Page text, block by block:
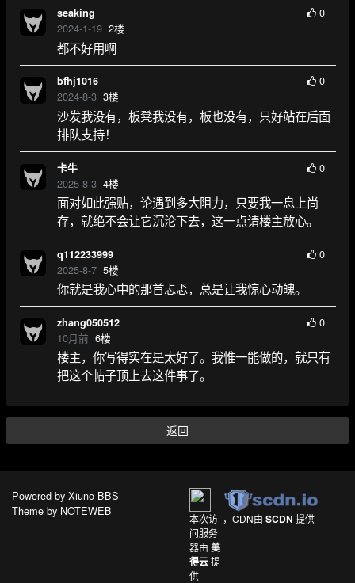
seaking
2024-1-19 2楼
0
都不好用啊
bfhj1016
2024-8-3 3楼
0
沙发我没有，板凳我没有，板也没有，只好站在后面
排队支持！
卡牛
2025-8-3 4楼
0
面对如此强贴，论遇到多大阻力，只要我一息上尚
存，就绝不会让它沉沦下去，这一点请楼主放心。
q112233999
2025-8-7 5楼
0
你就是我心中的那首忐忑，总是让我惊心动魄。
zhang050512
10月前 6楼
0
楼主，你写得实在是太好了。我惟一能做的，就只有
把这个帖子顶上去这件事了。
返回
Powered by Xiuno BBS
Theme by NOTEWEB
本次访
问服务
器由 美
得云提
供
，CDN由SCDN 提供